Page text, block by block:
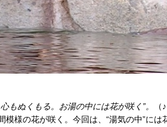
もぬくもる。お湯の中には花が咲く”。
模様の花が咲く。今回は、“湯気の中”には